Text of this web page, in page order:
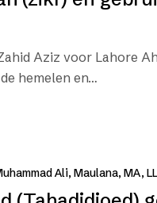
Aziz voor Lahore
hemelen en…
Ali, Maulana, MA,